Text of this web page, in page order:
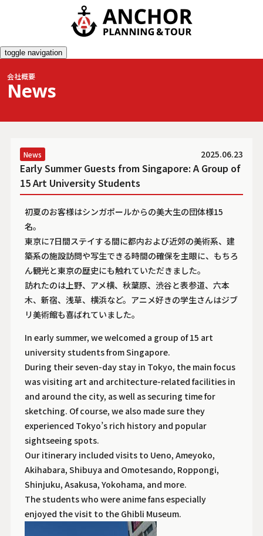
toggle navigation
会社概要
News
News 2025.06.23
Early Summer Guests from Singapore: A Group of
15 Art University Students
初夏のお客様はシンガポールからの美大生の団体様15
名。
東京に7日間ステイする間に都内および近郊の美術系、建
築系の施設訪問や写生できる時間の確保を主眼に、もちろ
ん観光と東京の歴史にも触れていただきました。
訪れたのは上野、アメ横、秋葉原、渋谷と表参道、六本
木、新宿、浅草、横浜など。アニメ好きの学生さんはジブ
リ美術館も喜ばれていました。
In early summer, we welcomed a group of 15 art
university students from Singapore.
During their seven-day stay in Tokyo, the main focus
was visiting art and architecture-related facilities in
and around the city, as well as securing time for
sketching. Of course, we also made sure they
experienced Tokyo’s rich history and popular
sightseeing spots.
Our itinerary included visits to Ueno, Ameyoko,
Akihabara, Shibuya and Omotesando, Roppongi,
Shinjuku, Asakusa, Yokohama, and more.
The students who were anime fans especially
enjoyed the visit to the Ghibli Museum.